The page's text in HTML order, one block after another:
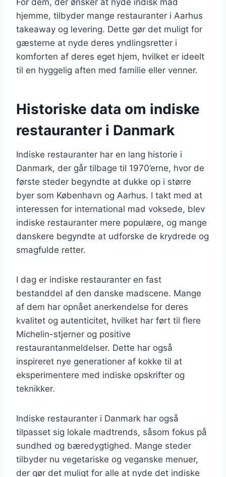
hjemme, tilbyder mange restauranter i Aarhus
takeaway og levering. Dette gør det muligt for
gæsterne at nyde deres yndlingsretter i
komforten af deres eget hjem, hvilket er ideelt
til en hyggelig aften med familie eller venner.
Historiske data om indiske
restauranter i Danmark
Indiske restauranter har en lang historie i
Danmark, der går tilbage til 1970’erne, hvor de
første steder begyndte at dukke op i større
byer som København og Aarhus. I takt med at
interessen for international mad voksede, blev
indiske restauranter mere populære, og mange
danskere begyndte at udforske de krydrede og
smagfulde retter.
I dag er indiske restauranter en fast
bestanddel af den danske madscene. Mange
af dem har opnået anerkendelse for deres
kvalitet og autenticitet, hvilket har ført til flere
Michelin-stjerner og positive
restaurantanmeldelser. Dette har også
inspireret nye generationer af kokke til at
eksperimentere med indiske opskrifter og
teknikker.
Indiske restauranter i Danmark har også
tilpasset sig lokale madtrends, såsom fokus på
sundhed og bæredygtighed. Mange steder
tilbyder nu vegetariske og veganske menuer,
der gør det muligt for alle at nyde det indiske